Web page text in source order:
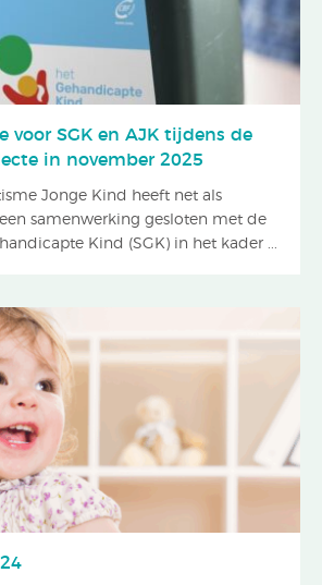
voor SGK en AJK tijdens de
in november 2025
Jonge Kind heeft net als
samenwerking gesloten met de
Kind (SGK) in het kader ...